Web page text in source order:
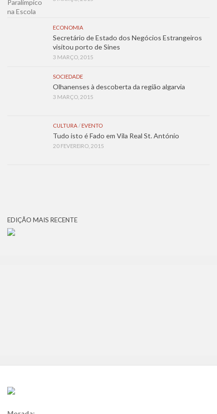
ECONOMIA
Secretário de Estado dos Negócios Estrangeiros
visitou porto de Sines
3 MARÇO, 2015
SOCIEDADE
Olhanenses à descoberta da região algarvia
3 MARÇO, 2015
CULTURA/ EVENTO
Tudo isto é Fado em Vila Real St. António
20 FEVEREIRO, 2015
EDIÇÃO MAIS RECENTE